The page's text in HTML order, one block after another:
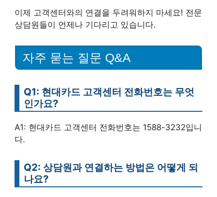
이제 고객센터와의 연결을 두려워하지 마세요! 전문
상담원들이 언제나 기다리고 있습니다.
자주 묻는 질문 Q&A
Q1: 현대카드 고객센터 전화번호는 무엇
인가요?
A1: 현대카드 고객센터 전화번호는 1588-3232입니
다.
Q2: 상담원과 연결하는 방법은 어떻게 되
나요?